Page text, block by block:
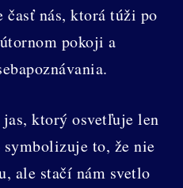
časť nás, ktorá túži po
pokoji a
ktorý osvetľuje len
to, že nie
ale stačí nám svetlo